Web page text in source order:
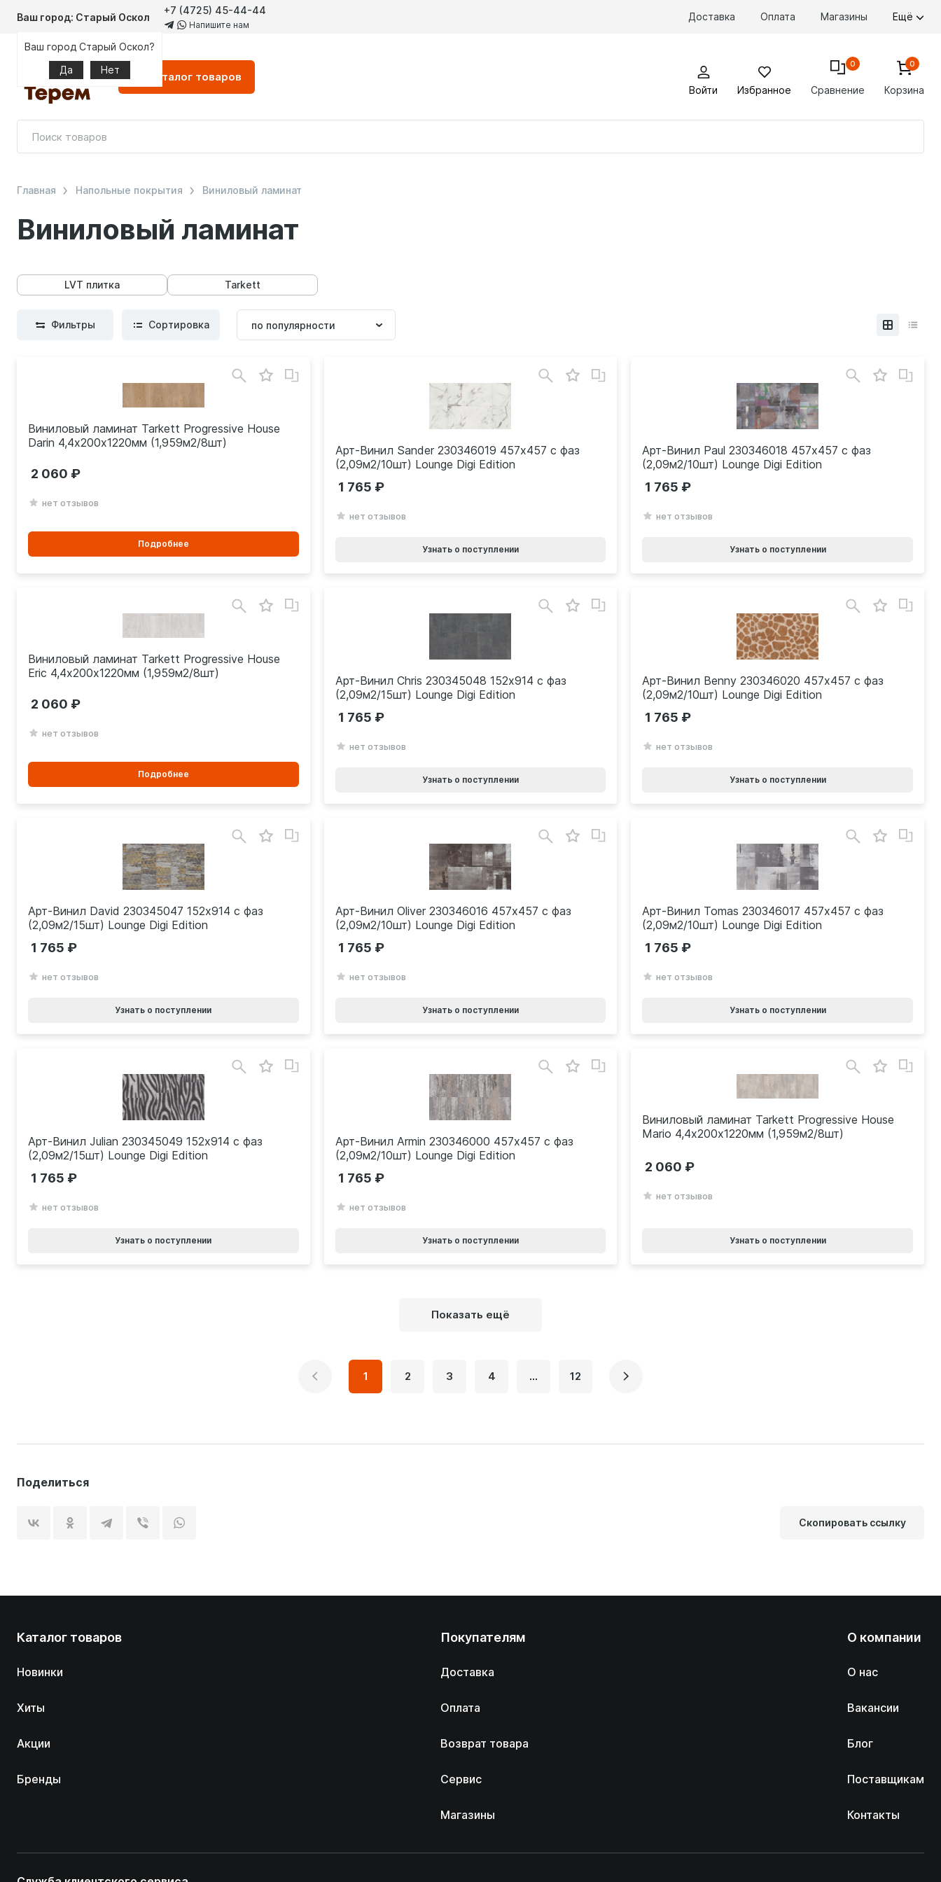
Ваш город: Старый Оскол
Ваш город Старый Оскол?
Да
Нет
+7 (4725) 45-44-44
Напишите нам
Доставка Оплата Магазины Ещё
Каталог товаров
Войти Избранное Сравнение
0
Корзина
0
Виниловый ламинат
Главная Напольные покрытия Виниловый ламинат
LVT плитка Tarkett
Фильтры Сортировка
Виниловый ламинат Tarkett Progressive House
Darin 4,4х200х1220мм (1,959м2/8шт)
нет отзывов
2 060
Подробнее
Арт-Винил Sander 230346019 457х457 с фаз
(2,09м2/10шт) Lounge Digi Edition
нет отзывов
1 765
Узнать о поступлении
Арт-Винил Paul 230346018 457х457 с фаз
(2,09м2/10шт) Lounge Digi Edition
нет отзывов
1 765
Узнать о поступлении
Виниловый ламинат Tarkett Progressive House
Eric 4,4х200х1220мм (1,959м2/8шт)
нет отзывов
2 060
Подробнее
Арт-Винил Chris 230345048 152х914 с фаз
(2,09м2/15шт) Lounge Digi Edition
нет отзывов
1 765
Узнать о поступлении
Арт-Винил Benny 230346020 457х457 с фаз
(2,09м2/10шт) Lounge Digi Edition
нет отзывов
1 765
Узнать о поступлении
Арт-Винил David 230345047 152х914 с фаз
(2,09м2/15шт) Lounge Digi Edition
нет отзывов
1 765
Узнать о поступлении
Арт-Винил Oliver 230346016 457х457 с фаз
(2,09м2/10шт) Lounge Digi Edition
нет отзывов
1 765
Узнать о поступлении
Арт-Винил Tomas 230346017 457х457 с фаз
(2,09м2/10шт) Lounge Digi Edition
нет отзывов
1 765
Узнать о поступлении
Арт-Винил Julian 230345049 152х914 с фаз
(2,09м2/15шт) Lounge Digi Edition
нет отзывов
1 765
Узнать о поступлении
Арт-Винил Armin 230346000 457х457 с фаз
(2,09м2/10шт) Lounge Digi Edition
нет отзывов
1 765
Узнать о поступлении
Виниловый ламинат Tarkett Progressive House
Mario 4,4х200х1220мм (1,959м2/8шт)
нет отзывов
2 060
Узнать о поступлении
Показать ещё
1 2 3 4 ... 12
Поделиться
Скопировать ссылку
Каталог товаров
Новинки
Хиты
Акции
Бренды
Покупателям
Доставка
Оплата
Возврат товара
Сервис
Магазины
О компании
О нас
Вакансии
Блог
Поставщикам
Контакты